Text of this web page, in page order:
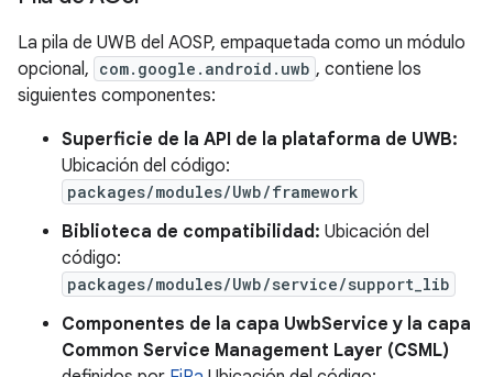
La pila de UWB del AOSP, empaquetada como un módulo
opcional, com.google.android.uwb , contiene los
siguientes componentes:
Superficie de la API de la plataforma de UWB:
Ubicación del código:
packages/modules/Uwb/framework
Biblioteca de compatibilidad: Ubicación del
código:
packages/modules/Uwb/service/support_lib
Componentes de la capa UwbService y la capa
Common Service Management Layer (CSML)